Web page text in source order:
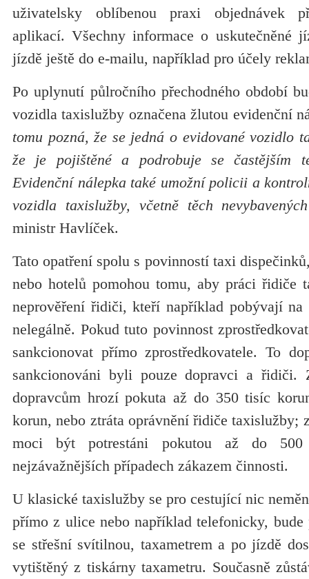
uživatelsky oblíbenou praxi objednávek
aplikací. Všechny informace o uskutečněné
jízdě ještě do e-mailu, například pro účely
Po uplynutí půlročního přechodného období
vozidla taxislužby označena žlutou evidenční
tomu pozná, že se jedná o evidované vozidlo
že je pojištěné a podrobuje se častějším
Evidenční nálepka také umožní policii a
vozidla taxislužby, včetně těch
ministr Havlíček.
Tato opatření spolu s povinností taxi
nebo hotelů pomohou tomu, aby práci řidiče
neprověření řidiči, kteří například pobývají na
nelegálně. Pokud tuto povinnost
sankcionovat přímo zprostředkovatele. To
sankcionováni byli pouze dopravci a řidiči.
dopravcům hrozí pokuta až do 350 tisíc
korun, nebo ztráta oprávnění řidiče taxislužby;
moci být potrestáni pokutou až do
nejzávažnějších případech zákazem činnosti.
U klasické taxislužby se pro cestující nic
přímo z ulice nebo například telefonicky, bude
se střešní svítilnou, taxametrem a po jízdě
vytištěný z tiskárny taxametru. Současně